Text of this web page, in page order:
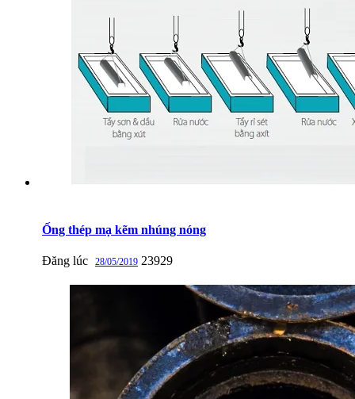
Ống thép mạ kẽm nhúng nóng
Đăng lúc 28/05/2019 23929